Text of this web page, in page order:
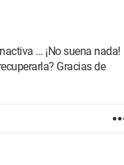
... ¡No suena nada!
Gracias de